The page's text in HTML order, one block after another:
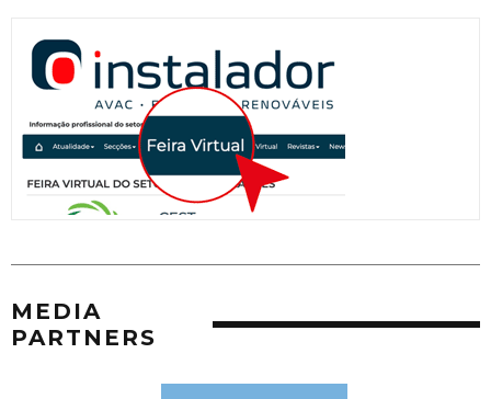
MEDIA
PARTNERS